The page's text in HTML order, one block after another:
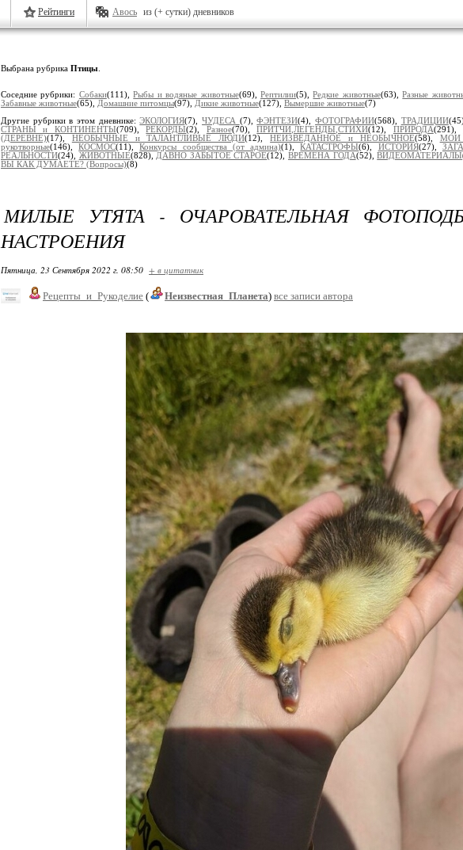
Рейтинги Авось из (+ сутки) дневников
Выбрана рубрика Птицы
Соседние рубрики: Собаки(111),Рыбы и водяные животные(69),Рептилии(5),Редкие животные(63),Разные
Забавные животные(65), Домашние питомцы(97), Дикие животные(127), Вымершие животные(7)
Другие рубрики в этом дневнике:ЭКОЛОГИЯ(7),ЧУДЕСА (7),ФЭНТЕЗИ(4),ФОТОГРАФИИ(568), ТРАДИЦИИ
СТРАНЫ и КОНТИНЕНТЫ(709),РЕКОРДЫ(2), Разное(70),ПРИТЧИ,ЛЕГЕНДЫ,СТИХИ(12), ПРИРОДА(291),
(ДЕРЕВНЕ)(17), НЕОБЫЧНЫЕ и ТАЛАНТЛИВЫЕ ЛЮДИ(12),НЕИЗВЕДАННОЕ и НЕОБЫЧНОЕ(58), МОИ
рукотворные(146),КОСМОС(11),Конкурсы сообщества (от админа)(1),КАТАСТРОФЫ(6), ИСТОРИЯ(27),
РЕАЛЬНОСТИ(24), ЖИВОТНЫЕ(828), ДАВНО ЗАБЫТОЕ СТАРОЕ(12),ВРЕМЕНА ГОДА(52),ВИДЕОМАТЕРИАЛЫ
ВЫ КАК ДУМАЕТЕ? (Вопросы)(8)
МИЛЫЕ УТЯТА - ОЧАРОВАТЕЛЬНАЯ
НАСТРОЕНИЯ
Пятница, 23 Сентября 2022 г. 08:50 + в цитатник
Рецепты_и_Рукоделие ( Неизвестная_Планета) все записи автора